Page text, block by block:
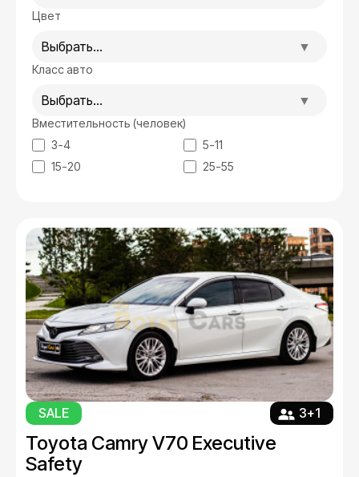
Цвет
Выбрать...
Класс авто
Выбрать...
Вместительность (человек)
3-4
5-11
15-20
25-55
SALE 3+1
Toyota Camry V70 Executive
Safety